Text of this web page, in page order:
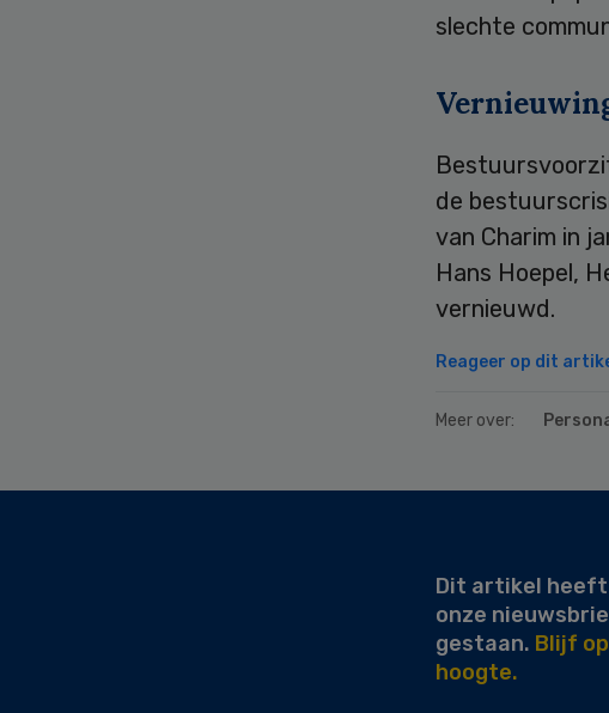
slechte
de
van Charim in
Hans Hoepel,
vernieuwd.
Reageer op dit
Meer over:
Dit artikel heeft
onze
gestaan. Blijf
hoogte.